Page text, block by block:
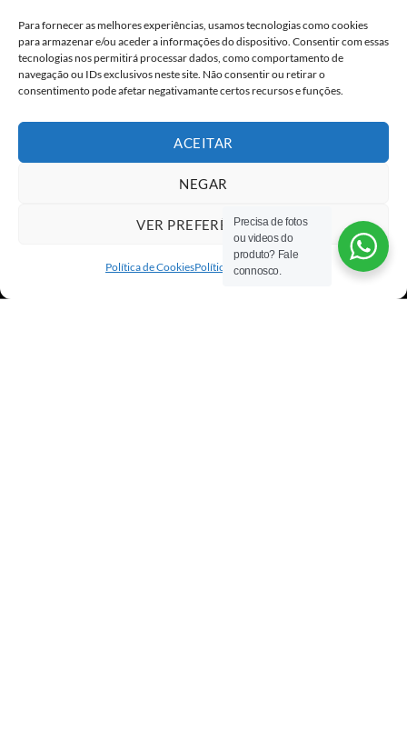
Para fornecer as melhores experiências, usamos tecnologias como cookies
para armazenar e/ou aceder a informações do dispositivo. Consentir com essas
tecnologias nos permitirá processar dados, como comportamento de
navegação ou IDs exclusivos neste site. Não consentir ou retirar o
consentimento pode afetar negativamante certos recursos e funções.
ACEITAR
NEGAR
VER PREFERÊNCIAS
Política de CookiesPolítica de privacidade
Stripe MasterCardCash
Copyright 2026 ©All rights reserved
Precisa de fotos
ou videos do
produto? Fale
connosco.